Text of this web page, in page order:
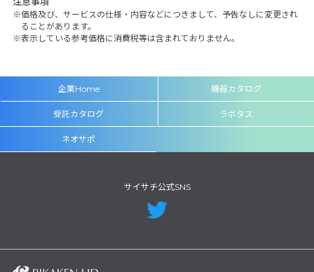
価格及び、サービスの仕様・内容などにつきまして、予告なしに変更され
ることがあります。
表示している参考価格に消費税等は含まれておりません。
企業Home 機器カタログ
受託カタログ ラボタス
ネオサポ
サイサチ公式SNS